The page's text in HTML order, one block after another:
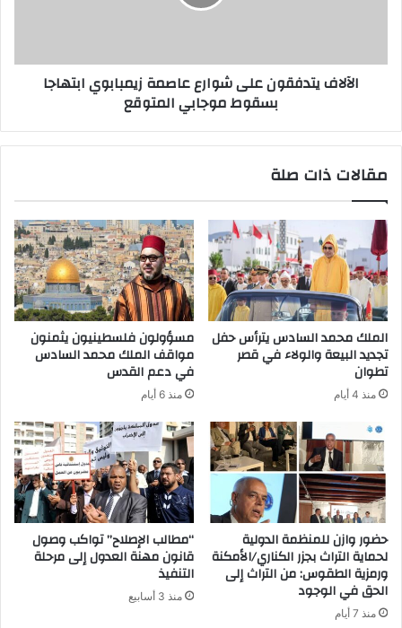
الآلاف يتدفقون على شوارع عاصمة زيمبابوي ابتهاجا
بسقوط موجابي المتوقع
مقالات ذات صلة
الملك محمد السادس يترأس حفل
تجديد البيعة والولاء في قصر
تطوان
منذ 4 أيام
مسؤولون فلسطينيون يثمنون
مواقف الملك محمد السادس
في دعم القدس
منذ 6 أيام
حضور وازن للمنظمة الدولية
لحماية التراث بجزر الكناري/الأمكنة
ورمزية الطقوس: من التراث إلى
الحق في الوجود
منذ 7 أيام
“مطالب الإصلاح” تواكب وصول
قانون مهنة العدول إلى مرحلة
التنفيذ
منذ 3 أسابيع